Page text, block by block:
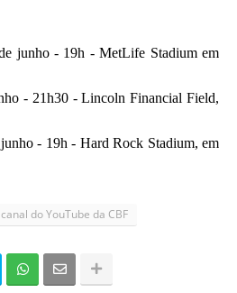
junho - 19h - MetLife Stadium em
- 21h30 - Lincoln Financial Field,
- 19h - Hard Rock Stadium, em
do YouTube da CBF